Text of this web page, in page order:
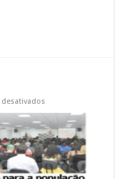
Piquete
Bancário
nº
1511